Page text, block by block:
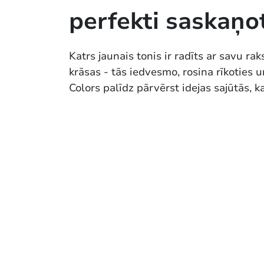
perfekti
Katrs jaunais tonis ir radīts ar savu
krāsas - tās iedvesmo, rosina rīkoties
Colors palīdz pārvērst idejas sajūtās,